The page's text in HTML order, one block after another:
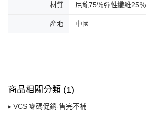
材質 尼龍75％彈性纖維25％
產地 中國
商品相關分類 (1)
▸ VCS 零碼促銷-售完不補